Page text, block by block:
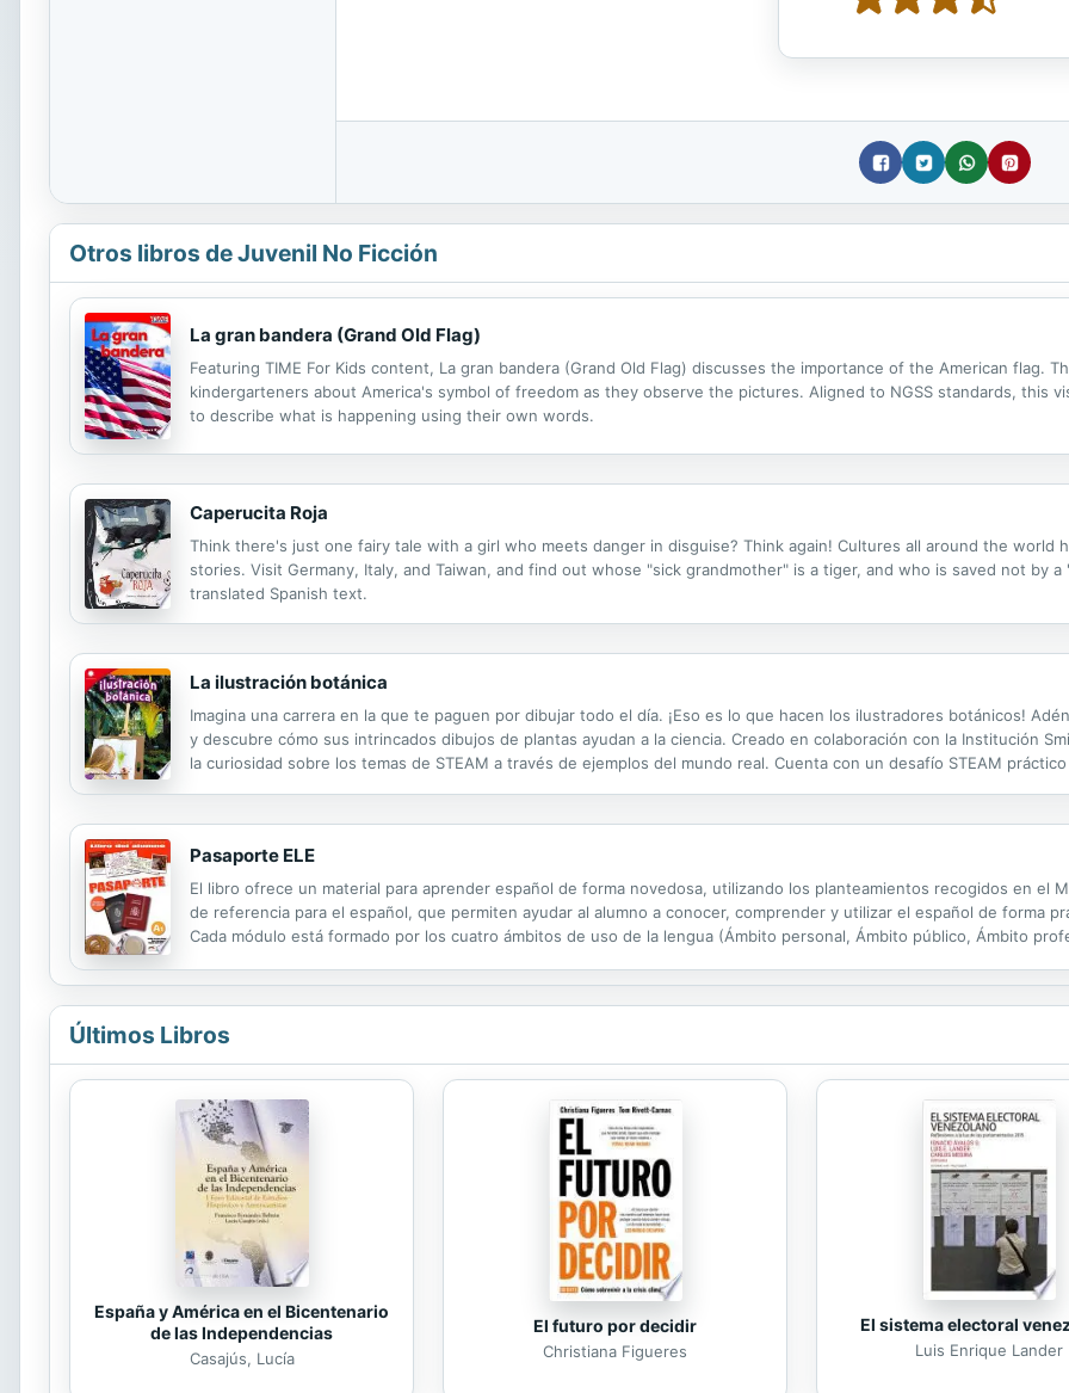
Otros libros de Juvenil No Ficción
La gran bandera (Grand Old Flag)
Featuring TIME For Kids content, La gran bandera (Grand Old Flag) discusses the importance of the American flag.
kindergarteners about America's symbol of freedom as they observe the pictures. Aligned to NGSS standards, this
to describe what is happening using their own words.
Caperucita Roja
Think there's just one fairy tale with a girl who meets danger in disguise? Think again! Cultures all around the world
stories. Visit Germany, Italy, and Taiwan, and find out whose "sick grandmother" is a tiger, and who is saved not by
translated Spanish text.
La ilustración botánica
Imagina una carrera en la que te paguen por dibujar todo el día. ¡Eso es lo que hacen los ilustradores botánicos!
y descubre cómo sus intrincados dibujos de plantas ayudan a la ciencia. Creado en colaboración con la Institución
la curiosidad sobre los temas de STEAM a través de ejemplos del mundo real. Cuenta con un desafío STEAM
Pasaporte ELE
El libro ofrece un material para aprender español de forma novedosa, utilizando los planteamientos recogidos en el
de referencia para el español, que permiten ayudar al alumno a conocer, comprender y utilizar el español de forma
Cada módulo está formado por los cuatro ámbitos de uso de la lengua (Ámbito personal, Ámbito público, Ámbito
Últimos Libros
España y América en el Bicentenario
de las Independencias
Casajús, Lucía
El futuro por decidir
Christiana Figueres
El sistema electoral
Luis Enrique Lander